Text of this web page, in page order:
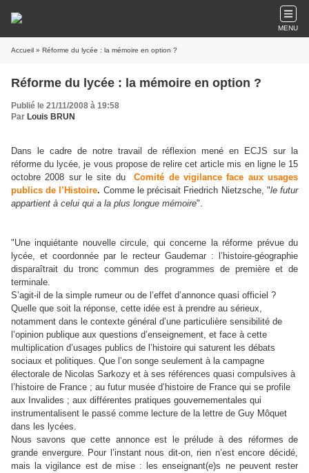
MENU
Accueil » Réforme du lycée : la mémoire en option ?
Réforme du lycée : la mémoire en option ?
Publié le 21/11/2008 à 19:58
Par Louis BRUN
Dans le cadre de notre travail de réflexion mené en ECJS sur la
réforme du lycée, je vous propose de relire cet article mis en ligne le 15
octobre 2008 sur le site duComité de vigilance face aux usages
publics de l’Histoire. Comme le précisait Friedrich Nietzsche, "le futur
appartient à celui qui a la plus longue mémoire".
"Une inquiétante nouvelle circule, qui concerne la réforme prévue du
lycée, et coordonnée par le recteur Gaudemar : l’histoire-géographie
disparaîtrait du tronc commun des programmes de première et de
terminale.
S’agit-il de la simple rumeur ou de l’effet d’annonce quasi officiel ?
Quelle que soit la réponse, cette idée est à prendre au sérieux,
notamment dans le contexte général d’une particulière sensibilité de
l’opinion publique aux questions d’enseignement, et face à cette
multiplication d’usages publics de l’histoire qui saturent les débats
sociaux et politiques. Que l’on songe seulement à la campagne
électorale de Nicolas Sarkozy et à ses références quasi compulsives à
l’histoire de France ; au futur musée d’histoire de France qui se profile
aux Invalides ; aux différentes pratiques gouvernementales qui
instrumentalisent le passé comme lecture de la lettre de Guy Môquet
dans les lycées.
Nous savons que cette annonce est le prélude à des réformes de
grande envergure. Pour l’instant nous dit-on, rien n’est encore décidé,
mais la vigilance est de mise : les enseignant(e)s ne peuvent rester